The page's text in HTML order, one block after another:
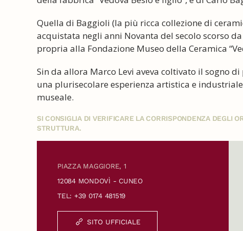
Quella di Baggioli (la più ricca collezione di
acquistata negli anni Novanta del secolo scorso
propria alla Fondazione Museo della Ceramica
Sin da allora Marco Levi aveva coltivato il sogno
una plurisecolare esperienza artistica e
museale.
SI CONSIGLIA DI VERIFICARE LA CORRISPONDENZA DEGLI
STRUTTURA.
PIAZZA MAGGIORE, 1
12084 MONDOVÌ - CUNEO
TEL: +39 0174 481519
SITO UFFICIALE